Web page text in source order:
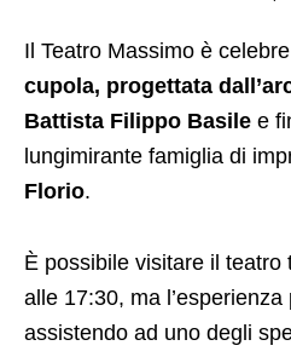
Il Teatro Massimo è
cupola, progettata
Battista Filippo Basile e
lungimirante famiglia di
Florio.
È possibile visitare il teatro
alle 17:30, ma
assistendo ad uno degli